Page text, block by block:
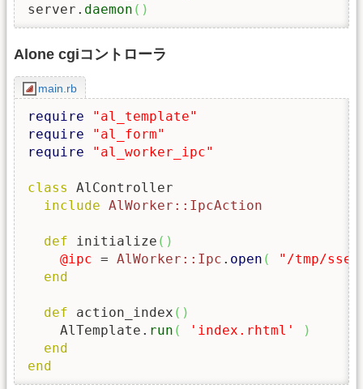
server. daemon ( )
Alone cgiコントローラ
main.rb
require
"al_template"
require
"al_form"
require
"al_worker_ipc"
class
AlController
include AlWorker::IpcAction
def initialize ( )
@ipc = AlWorker::Ipc . open (
"/tmp/
end
def action_index ( )
    AlTemplate.
run ( 'index.rhtml'
)
end
end